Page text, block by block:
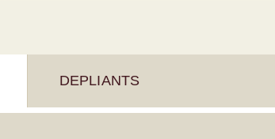
DEPLIANTS